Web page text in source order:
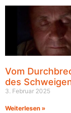
Vom
des
3. Februar 2025
Weiterlesen »